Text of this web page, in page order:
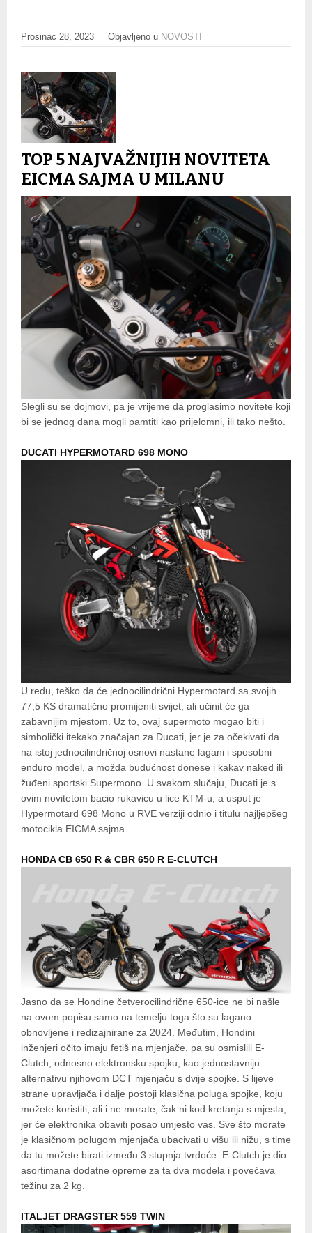
Prosinac 28, 2023 Objavljeno u NOVOSTI
TOP 5 NAJVAŽNIJIH NOVITETA
EICMA SAJMA U MILANU
Slegli su se dojmovi, pa je vrijeme da proglasimo novitete koji
bi se jednog dana mogli pamtiti kao prijelomni, ili tako nešto.
DUCATI HYPERMOTARD 698 MONO
U redu, teško da će jednocilindrični Hypermotard sa svojih
77,5 KS dramatično promijeniti svijet, ali učinit će ga
zabavnijim mjestom. Uz to, ovaj supermoto mogao biti i
simbolički itekako značajan za Ducati, jer je za očekivati da
na istoj jednocilindričnoj osnovi nastane lagani i sposobni
enduro model, a možda budućnost donese i kakav naked ili
žuđeni sportski Supermono. U svakom slučaju, Ducati je s
ovim novitetom bacio rukavicu u lice KTM-u, a usput je
Hypermotard 698 Mono u RVE verziji odnio i titulu najljepšeg
motocikla EICMA sajma.
HONDA CB 650 R & CBR 650 R E-CLUTCH
Jasno da se Hondine četverocilindrične 650-ice ne bi našle
na ovom popisu samo na temelju toga što su lagano
obnovljene i redizajnirane za 2024. Međutim, Hondini
inženjeri očito imaju fetiš na mjenjače, pa su osmislili E-
Clutch, odnosno elektronsku spojku, kao jednostavniju
alternativu njihovom DCT mjenjaču s dvije spojke. S lijeve
strane upravljača i dalje postoji klasična poluga spojke, koju
možete koristiti, ali i ne morate, čak ni kod kretanja s mjesta,
jer će elektronika obaviti posao umjesto vas. Sve što morate
je klasičnom polugom mjenjača ubacivati u višu ili nižu, s time
da tu možete birati između 3 stupnja tvrdoće. E-Clutch je dio
asortimana dodatne opreme za ta dva modela i povećava
težinu za 2 kg.
ITALJET DRAGSTER 559 TWIN